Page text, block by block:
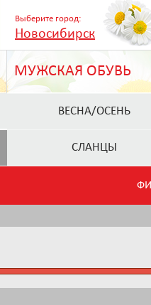
Выберите город:
Новосибирск
МУЖСКАЯ ОБУВЬ
ВЕСНА/ОСЕНЬ
СЛАНЦЫ